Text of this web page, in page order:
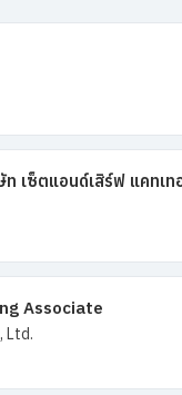
เซ็ตแอนด์เสิร์ฟ แคทเท
Associate
Ltd.